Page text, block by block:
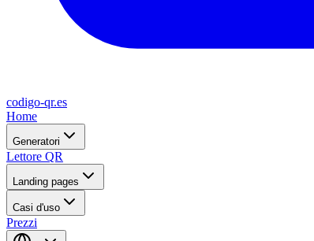
codigo-qr.es
Home
Generatori
Lettore QR
Landing pages
Casi d'uso
Prezzi